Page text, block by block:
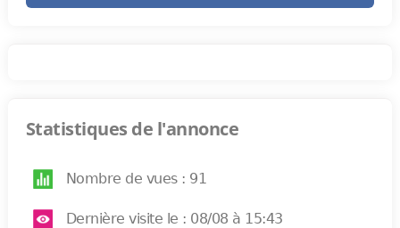
Statistiques de l'annonce
Nombre de vues : 91
Dernière visite le : 08/08 à 15:43